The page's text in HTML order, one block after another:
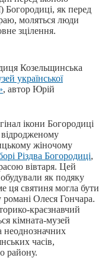
Богородиці, як перед
моляться люди
зцілення.
Козельщинська
української
, автор Юрій
ікони Богородиці
відродженому
жіночому
Різдва Богородиці,
вівтаря. Цей
як подяку
ця святиня могла бути
Олеся Гончара.
краєзнавчий
кімната-музей
неоднозначних
часів,
району.